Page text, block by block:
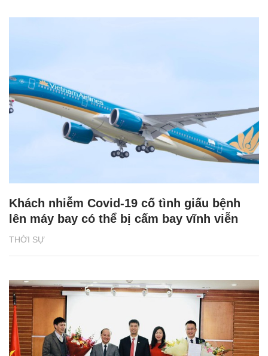
THỜI SỰ
Khách nhiễm Covid-19 cố tình giấu bệnh
lên máy bay có thể bị cấm bay vĩnh viễn